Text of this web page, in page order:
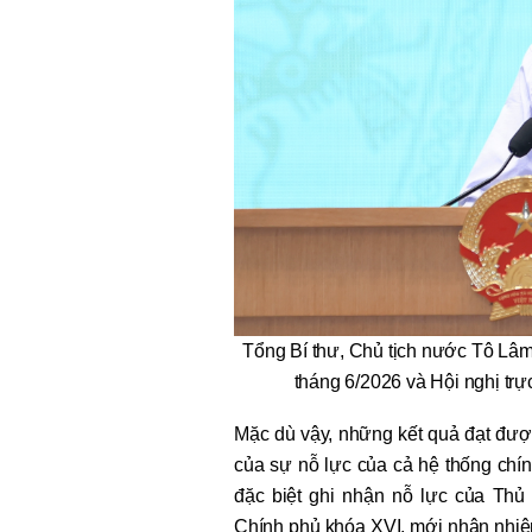
Tổng Bí thư, Chủ tịch nước Tô
tháng 6/2026 và Hội nghị
Mặc dù vậy, những kết quả đạt
của sự nỗ lực của cả hệ thống
đặc biệt ghi nhận nỗ lực của
Chính phủ khóa XVI, mới nhận